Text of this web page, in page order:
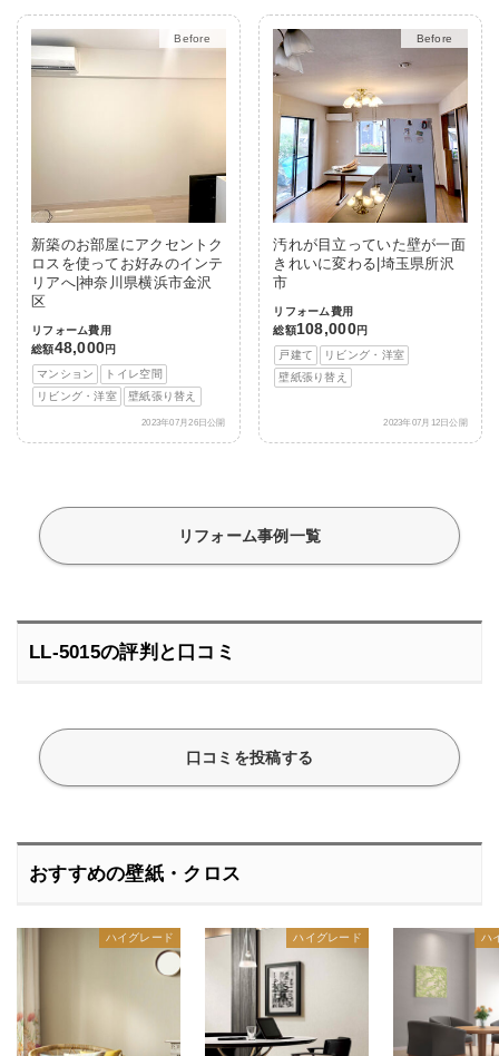
Before
After
新築のお部屋にアクセントク
ロスを使ってお好みのインテ
リアへ|神奈川県横浜市金沢
区
リフォーム費用
総額48,000円
マンション
トイレ空間
リビング・洋室
壁紙張り替え
2023年07月26日公開
Before
After
汚れが目立っていた壁が一面
きれいに変わる|埼玉県所沢
市
リフォーム費用
総額108,000円
戸建て
リビング・洋室
壁紙張り替え
2023年07月12日公開
リフォーム事例一覧
LL-5015の評判と口コミ
口コミを投稿する
おすすめの壁紙・クロス
ハイグレード ハイグレード ハ